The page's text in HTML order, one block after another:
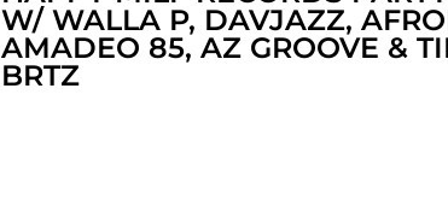
W/ WALLA P, DAVJAZZ,
AMADEO 85, AZ GROOVE &
BRTZ